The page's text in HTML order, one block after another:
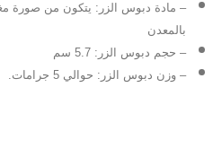
– مادة دبوس الزر: يتكون من صورة
بالمعدن
– حجم دبوس الزر: 5.7 سم
– وزن دبوس الزر: حوالي 5 جرامات.